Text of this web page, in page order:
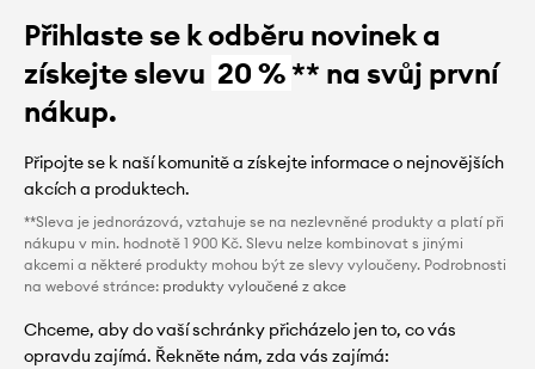
Přihlaste se k odběru novinek a
získejte slevu 20 %** na svůj první
nákup.
Připojte se k naší komunitě a získejte informace o nejnovějších
akcích a produktech.
**Sleva je jednorázová, vztahuje se na nezlevněné produkty a platí při
nákupu v min. hodnotě 1 900 Kč. Slevu nelze kombinovat s jinými
akcemi a některé produkty mohou být ze slevy vyloučeny. Podrobnosti
na webové stránce: produkty vyloučené z akce
Chceme, aby do vaší schránky přicházelo jen to, co vás
opravdu zajímá. Řekněte nám, zda vás zajímá: